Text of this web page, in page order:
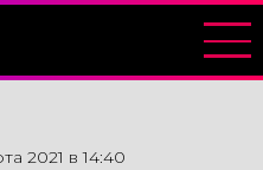
2021 в 14:40